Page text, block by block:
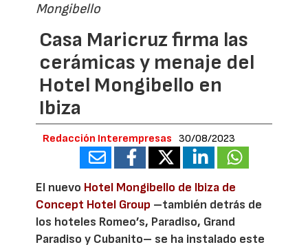
Mongibello
Casa Maricruz firma las
cerámicas y menaje del
Hotel Mongibello en
Ibiza
Redacción Interempresas 30/08/2023
El nuevo Hotel Mongibello de Ibiza de
Concept Hotel Group –también detrás de
los hoteles Romeo’s, Paradiso, Grand
Paradiso y Cubanito– se ha instalado este